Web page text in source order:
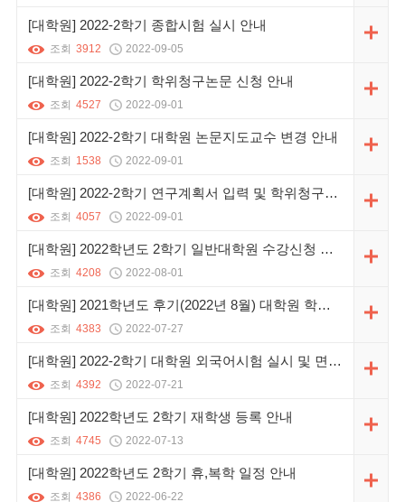
[대학원] 2022-2학기 종합시험 실시 안내
조회 3912 2022-09-05
[대학원] 2022-2학기 학위청구논문 신청 안내
조회 4527 2022-09-01
[대학원] 2022-2학기 대학원 논문지도교수 변경 안내
조회 1538 2022-09-01
[대학원] 2022-2학기 연구계획서 입력 및 학위청구논문 진행 일정 안내
조회 4057 2022-09-01
[대학원] 2022학년도 2학기 일반대학원 수강신청 일정 및 유의사항 안내
조회 4208 2022-08-01
[대학원] 2021학년도 후기(2022년 8월) 대학원 학위수여식 안내
조회 4383 2022-07-27
[대학원] 2022-2학기 대학원 외국어시험 실시 및 면제서류 제출 안내
조회 4392 2022-07-21
[대학원] 2022학년도 2학기 재학생 등록 안내
조회 4745 2022-07-13
[대학원] 2022학년도 2학기 휴,복학 일정 안내
조회 4386 2022-06-22